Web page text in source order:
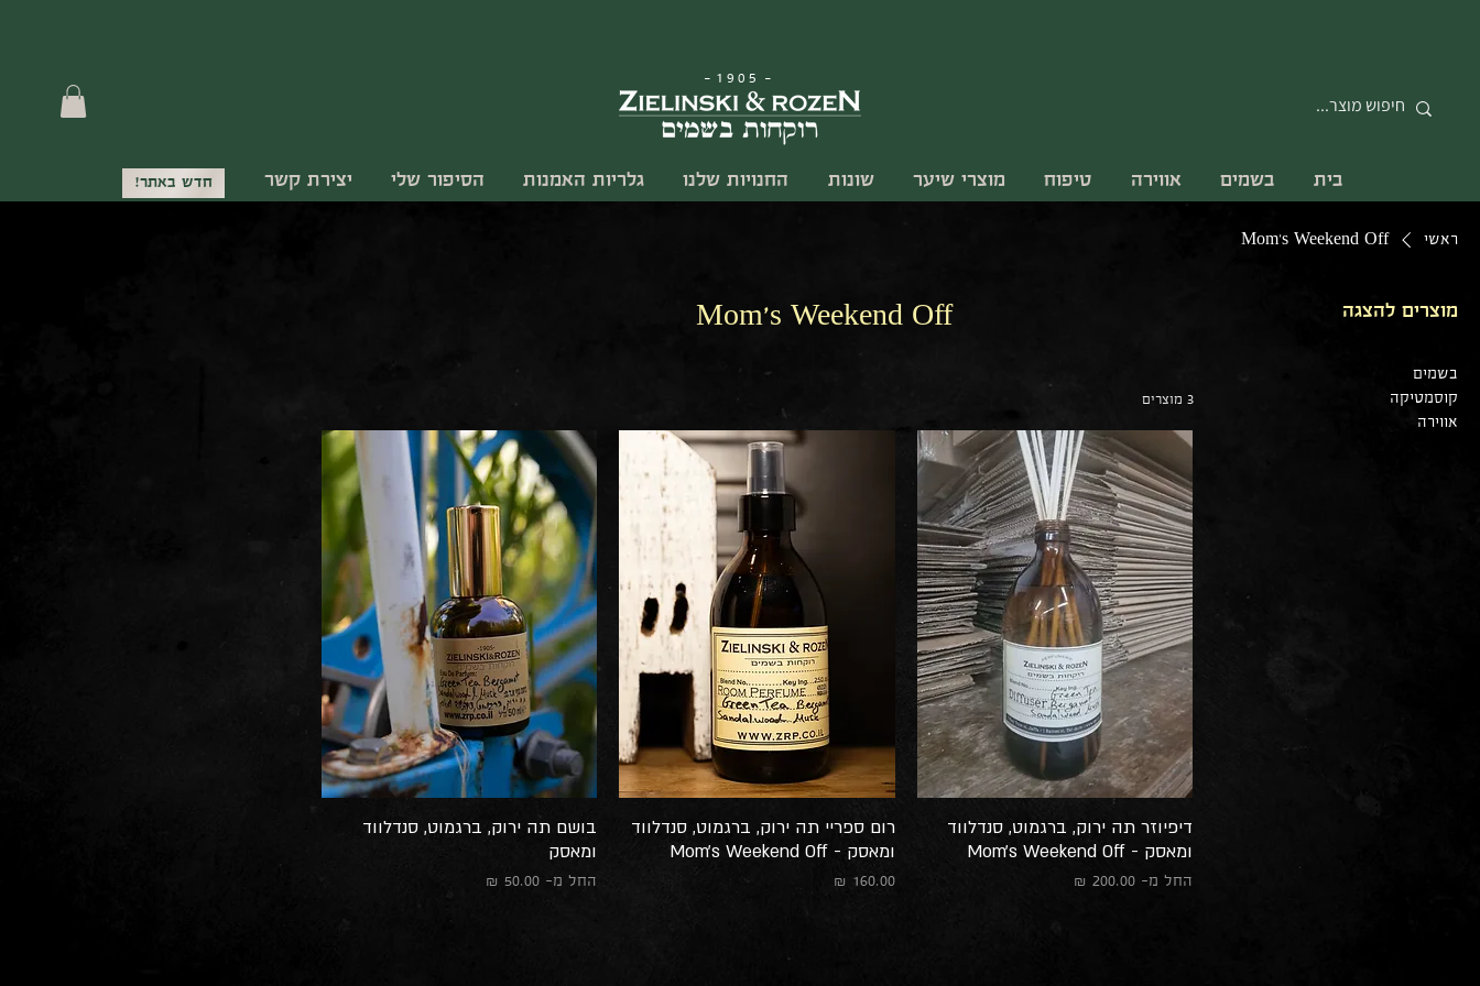
- 1905 -
חדש באתר! בית בשמים אווירה טיפוח מוצרי שיער שונות החנויות שלנו גלריות האמנות הסיפור שלי יצירת קשר
ראשי Mom's Weekend Off
מוצרים להצגה
בשמים
קוסמטיקה
אווירה
Mom's Weekend Off
3 מוצרים
דיפיוזר תה ירוק, ברגמוט, סנדלווד
ומאסק - Mom's Weekend Off
החל מ-
מחיר מבצע
רום ספריי תה ירוק, ברגמוט, סנדלווד
ומאסק - Mom's Weekend Off
מחיר‏160.00 ‏₪
בושם תה ירוק, ברגמוט, סנדלווד
ומאסק
החל מ-
מחיר מבצע